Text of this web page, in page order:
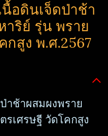
อดินเจ็ดป่าช้า
าริย์​ รุ่น พรา​ย
กสูง​ พ.ศ.2567
าช้าผสมผงพราย
เศรษฐี​ วัด​โคกสูง​